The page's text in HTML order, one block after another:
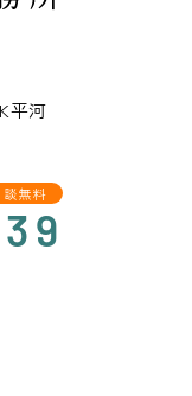
平河
無料